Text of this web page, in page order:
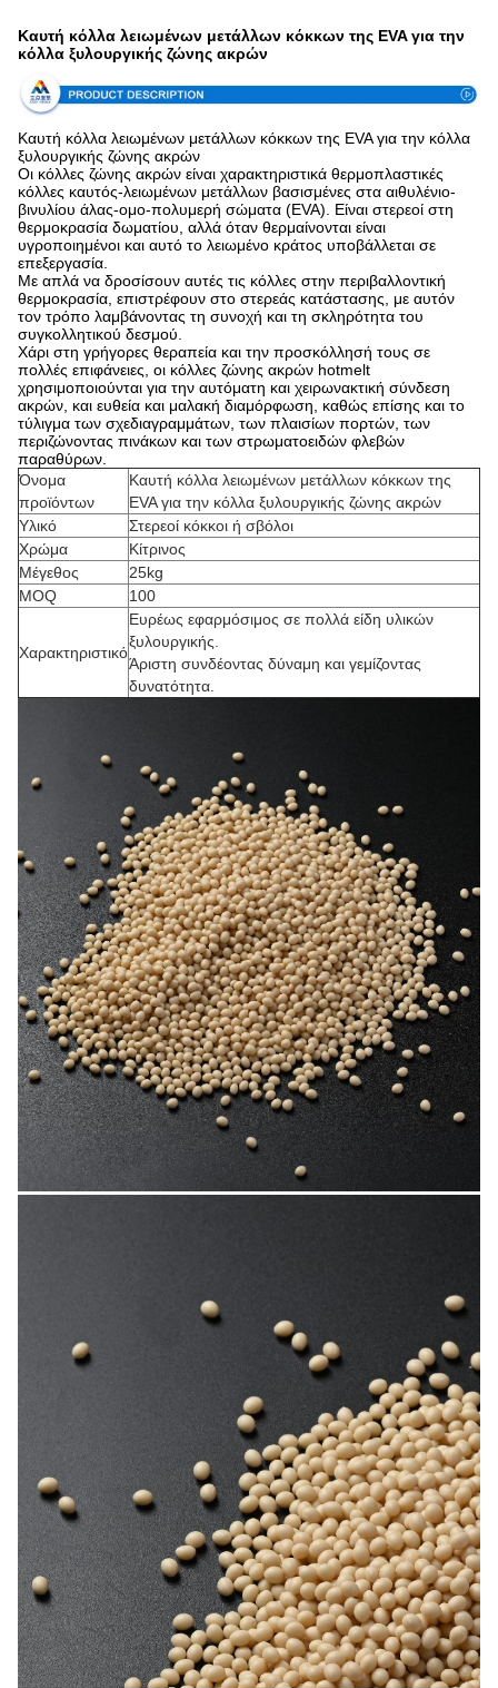
Καυτή κόλλα λειωμένων μετάλλων κόκκων της EVA για την
κόλλα ξυλουργικής ζώνης ακρών
Καυτή κόλλα λειωμένων μετάλλων κόκκων της EVA για την κόλλα
ξυλουργικής ζώνης ακρών
Οι κόλλες ζώνης ακρών είναι χαρακτηριστικά θερμοπλαστικές
κόλλες καυτός-λειωμένων μετάλλων βασισμένες στα αιθυλένιο-
βινυλίου άλας-ομο-πολυμερή σώματα (EVA). Είναι στερεοί στη
θερμοκρασία δωματίου, αλλά όταν θερμαίνονται είναι
υγροποιημένοι και αυτό το λειωμένο κράτος υποβάλλεται σε
επεξεργασία.
Με απλά να δροσίσουν αυτές τις κόλλες στην περιβαλλοντική
θερμοκρασία, επιστρέφουν στο στερεάς κατάστασης, με αυτόν
τον τρόπο λαμβάνοντας τη συνοχή και τη σκληρότητα του
συγκολλητικού δεσμού.
Χάρι στη γρήγορες θεραπεία και την προσκόλλησή τους σε
πολλές επιφάνειες, οι κόλλες ζώνης ακρών hotmelt
χρησιμοποιούνται για την αυτόματη και χειρωνακτική σύνδεση
ακρών, και ευθεία και μαλακή διαμόρφωση, καθώς επίσης και το
τύλιγμα των σχεδιαγραμμάτων, των πλαισίων πορτών, των
περιζώνοντας πινάκων και των στρωματοειδών φλεβών
παραθύρων.
Όνομα
προϊόντων
Καυτή κόλλα λειωμένων μετάλλων κόκκων της
EVA για την κόλλα ξυλουργικής ζώνης ακρών
Υλικό
Στερεοί κόκκοι ή σβόλοι
Χρώμα
Κίτρινος
Μέγεθος
25kg
MOQ
100
Χαρακτηριστικό
Ευρέως εφαρμόσιμος σε πολλά είδη υλικών
ξυλουργικής.
Άριστη συνδέοντας δύναμη και γεμίζοντας
δυνατότητα.